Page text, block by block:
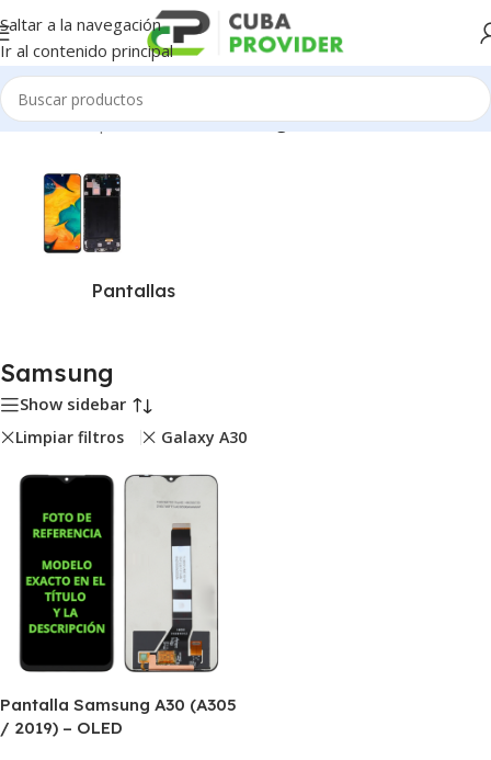
Saltar a la navegación
Ir al contenido principal
Inicio/Piezas para Celulares/Samsung
Pantallas
Samsung
Show sidebar
Limpiar filtros Galaxy A30
Pantalla Samsung A30 (A305
/ 2019) – OLED